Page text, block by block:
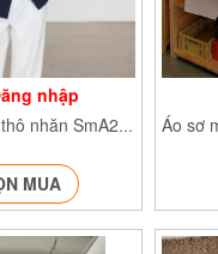
nhập
Áo sơ mi chất thô nhăn SmA255
MUA